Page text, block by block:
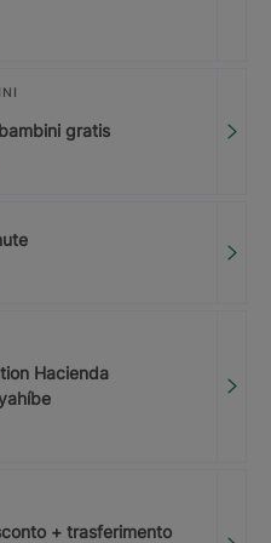
gratis
Hacienda
+ trasferimento